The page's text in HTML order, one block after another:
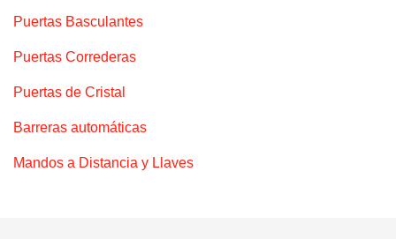
Puertas Basculantes
Puertas Correderas
Puertas de Cristal
Barreras automáticas
Mandos a Distancia y Llaves